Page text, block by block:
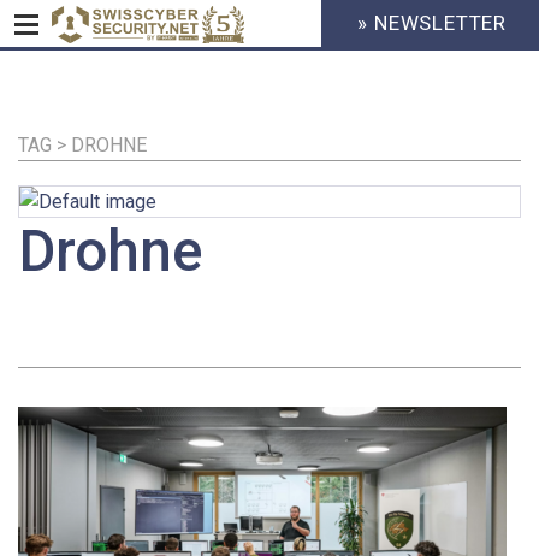
Inhalt
HEADER
MENU
» NEWSLETTER
TAG > DROHNE
Drohne